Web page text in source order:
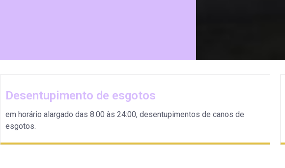
Desentupimento de esgotos
em horário alargado das 8:00 às 24:00, desentupimentos de canos de
esgotos.